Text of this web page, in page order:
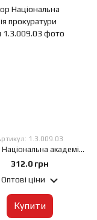
1.3.009.03
Прапор Національна академія прокуратури України, 60х90 см, Штучний шовк 50 г/м², Сублімаційний друк, односторонній, Кишеня під древко зліва
312.0 грн
Оптові ціни
Купити